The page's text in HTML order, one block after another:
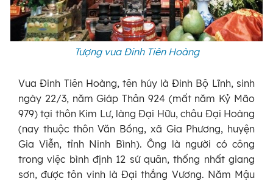
Tượng vua Đinh Tiên Hoàng
Vua Đinh Tiên Hoàng, tên húy là Đinh Bộ Lĩnh, sinh
ngày 22/3, năm Giáp Thân 924 (mất năm Kỷ Mão
979) tại thôn Kim Lư, làng Đại Hữu, châu Đại Hoàng
(nay thuộc thôn Văn Bồng, xã Gia Phương, huyện
Gia Viễn, tỉnh Ninh Bình). Ông là người có công
trong việc bình định 12 sứ quân, thống nhất giang
sơn, được tôn vinh là Đại thắng Vương. Năm Mậu